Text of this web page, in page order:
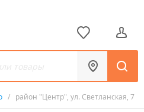
/ район "Центр", ул. Светланская, 7